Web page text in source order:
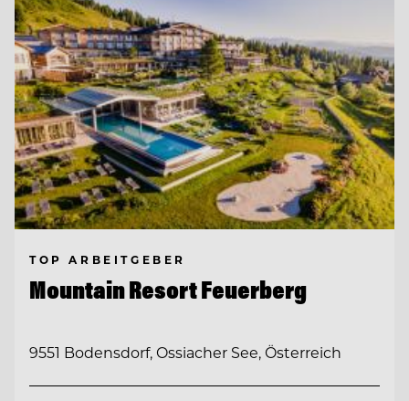
TOP ARBEITGEBER
Mountain Resort Feuerberg
9551 Bodensdorf, Ossiacher See, Österreich